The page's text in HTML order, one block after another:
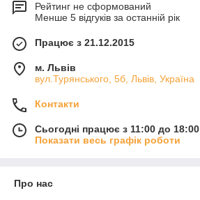
Рейтинг не сформований
Менше 5 відгуків за останній рік
Працює з 21.12.2015
м. Львів
вул.Турянського, 5б, Львів, Україна
Контакти
Сьогодні працює з 11:00 до 18:00
Показати весь графік роботи
Про нас